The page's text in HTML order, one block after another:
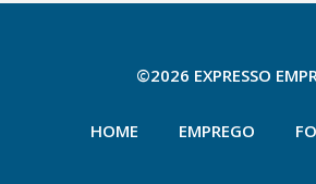
©2026 EXPRESSO
HOME EMPREGO